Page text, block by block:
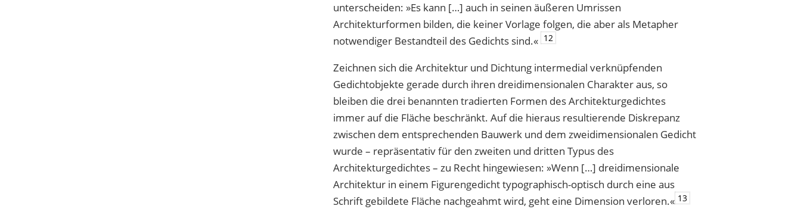
unterscheiden: »Es kann […] auch in seinen äußeren Umrissen
Architekturformen bilden, die keiner Vorlage folgen, die aber als Metapher
notwendiger Bestandteil des Gedichts sind.« 12
Zeichnen sich die Architektur und Dichtung intermedial verknüpfenden
Gedichtobjekte gerade durch ihren dreidimensionalen Charakter aus, so
bleiben die drei benannten tradierten Formen des Architekturgedichtes
immer auf die Fläche beschränkt. Auf die hieraus resultierende Diskrepanz
zwischen dem entsprechenden Bauwerk und dem zweidimensionalen Gedicht
wurde – repräsentativ für den zweiten und dritten Typus des
Architekturgedichtes – zu Recht hingewiesen: »Wenn […] dreidimensionale
Architektur in einem Figurengedicht typographisch-optisch durch eine aus
Schrift gebildete Fläche nachgeahmt wird, geht eine Dimension verloren.« 13